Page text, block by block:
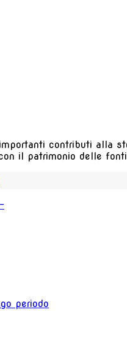
contributi alla
il patrimonio delle
periodo